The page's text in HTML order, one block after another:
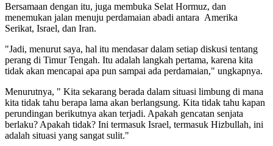
Bersamaan dengan itu, juga membuka Selat Hormuz, dan
menemukan jalan menuju perdamaian abadi antara Amerika
Serikat, Israel, dan Iran.
"Jadi, menurut saya, hal itu mendasar dalam setiap diskusi tentang
perang di Timur Tengah. Itu adalah langkah pertama, karena kita
tidak akan mencapai apa pun sampai ada perdamaian," ungkapnya.
Menurutnya, " Kita sekarang berada dalam situasi limbung di mana
kita tidak tahu berapa lama akan berlangsung. Kita tidak tahu kapan
perundingan berikutnya akan terjadi. Apakah gencatan senjata
berlaku? Apakah tidak? Ini termasuk Israel, termasuk Hizbullah, ini
adalah situasi yang sangat sulit."